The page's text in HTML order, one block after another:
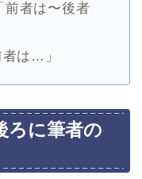
者は〜後者
は…」
ろに筆者の